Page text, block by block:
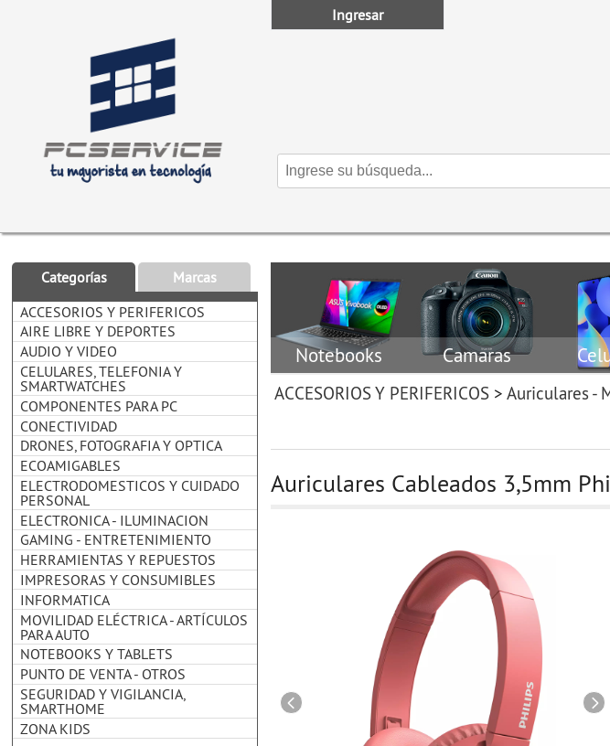
Ingresar
Categorías
Marcas
ACCESORIOS Y PERIFERICOS
AIRE LIBRE Y DEPORTES
AUDIO Y VIDEO
CELULARES, TELEFONIA Y
SMARTWATCHES
COMPONENTES PARA PC
CONECTIVIDAD
DRONES, FOTOGRAFIA Y OPTICA
ECOAMIGABLES
ELECTRODOMESTICOS Y CUIDADO
PERSONAL
ELECTRONICA - ILUMINACION
GAMING - ENTRETENIMIENTO
HERRAMIENTAS Y REPUESTOS
IMPRESORAS Y CONSUMIBLES
INFORMATICA
MOVILIDAD ELÉCTRICA - ARTÍCULOS
PARA AUTO
NOTEBOOKS Y TABLETS
PUNTO DE VENTA - OTROS
SEGURIDAD Y VIGILANCIA,
SMARTHOME
ZONA KIDS
Notebooks Camaras
ACCESORIOS Y PERIFERICOS > Auriculares -
Auriculares Cableados 3,5mm